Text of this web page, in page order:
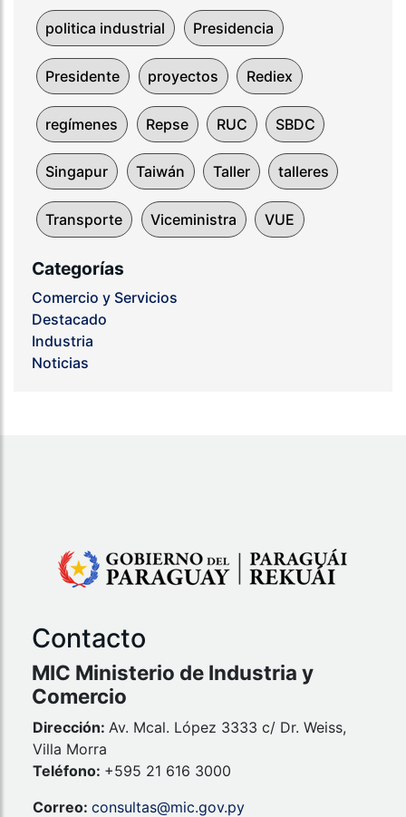
politica industrial Presidencia
Presidente proyectos Rediex
regímenes Repse RUC SBDC
Singapur Taiwán Taller talleres
Transporte Viceministra VUE
Categorías
Comercio y Servicios
Destacado
Industria
Noticias
Contacto
MIC Ministerio de Industria y
Comercio
Dirección: Av. Mcal. López 3333 c/ Dr. Weiss,
Villa Morra
Teléfono: +595 21 616 3000
Correo: consultas@mic.gov.py